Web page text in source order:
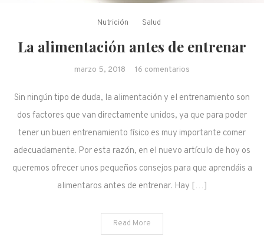
Nutrición Salud
La alimentación antes de entrenar
marzo 5, 2018 16 comentarios
Sin ningún tipo de duda, la alimentación y el entrenamiento son
dos factores que van directamente unidos, ya que para poder
tener un buen entrenamiento físico es muy importante comer
adecuadamente. Por esta razón, en el nuevo artículo de hoy os
queremos ofrecer unos pequeños consejos para que aprendáis a
alimentaros antes de entrenar. Hay […]
Read More